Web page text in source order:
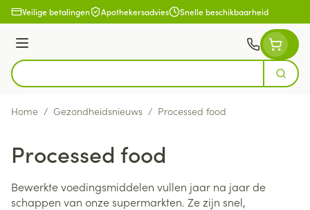
Ga naar de inhoud
Veilige betalingen Apothekersadvies Snelle beschikbaarheid
Menu
Product, merk, categorie...
Zoek
Home / Gezondheidsnieuws / Processed food
Processed food
Bewerkte voedingsmiddelen vullen jaar na jaar de
schappen van onze supermarkten. Ze zijn snel,